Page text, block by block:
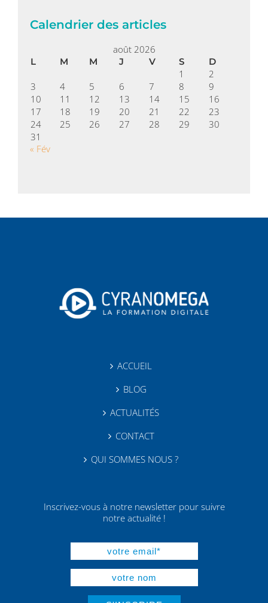
Calendrier des articles
août 2026
L M M J V S D
1
2
3
4 5 6 7 8
9
10
11 12 13 14 15
16
17
18 19 20 21 22
23
24
25 26 27 28 29
30
31
« Fév
ACCUEIL
BLOG
ACTUALITÉS
CONTACT
QUI SOMMES NOUS ?
Inscrivez-vous à notre newsletter pour suivre
notre actualité !